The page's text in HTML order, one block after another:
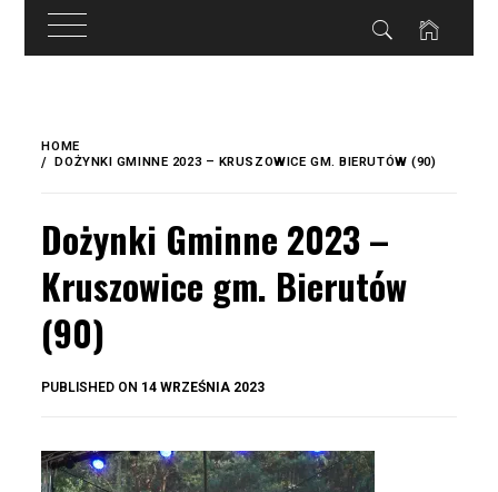
treści
content
HOME
DOŻYNKI GMINNE 2023 – KRUSZOWICE GM. BIERUTÓW (90)
Dożynki Gminne 2023 –
Kruszowice gm. Bierutów
(90)
PUBLISHED ON 14 WRZEŚNIA 2023